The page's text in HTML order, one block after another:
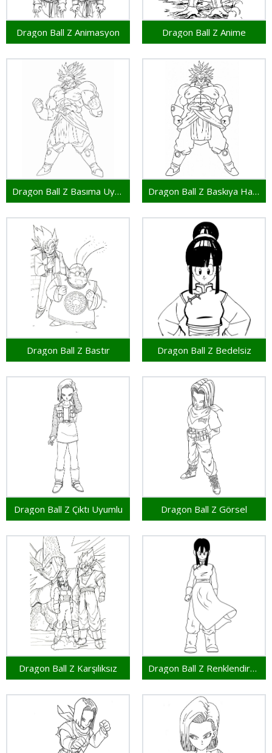
Dragon Ball Z Animasyon Dragon Ball Z Anime
Dragon Ball Z Basıma Uygun Çizim Dragon Ball Z Baskıya Hazır
Dragon Ball Z Bastır Dragon Ball Z Bedelsiz
Dragon Ball Z Çıktı Uyumlu Dragon Ball Z Görsel
Dragon Ball Z Karşılıksız Dragon Ball Z Renklendirme